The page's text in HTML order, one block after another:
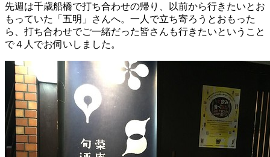
先週は千歳船橋で打ち合わせの帰り、以前から行きたいとお
もっていた「五明」さんへ。一人で立ち寄ろうとおもった
ら、打ち合わせでご一緒だった皆さんも行きたいということ
で４人でお伺いしました。